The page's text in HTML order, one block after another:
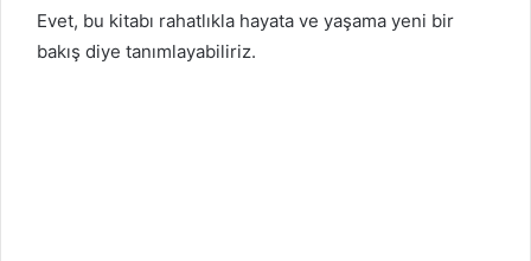
Evet, bu kitabı rahatlıkla hayata ve yaşama yeni bir
bakış diye tanımlayabiliriz.